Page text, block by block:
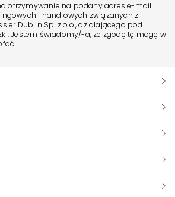
otrzymywanie na podany adres e-mail
i handlowych związanych z
Dublin Sp. z o.o., działającego pod
Jestem świadomy/-a, że zgodę tę mogę w